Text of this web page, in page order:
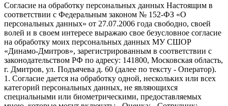
Согласие на обработку персональных данных Настоящим в
соответствии с Федеральным законом № 152-ФЗ «О
персональных данных» от 27.07.2006 года свободно, своей
волей и в своем интересе выражаю свое безусловное согласие
на обработку моих персональных данных МУ СШОР
«Динамо-Дмитров», зарегистрированным в соответствии с
законодательством РФ по адресу: 141800, Московская область,
г. Дмитров, ул. Подъячева д. 60 (далее по тексту - Оператор).
1. Согласие дается на обработку одной, нескольких или всех
категорий персональных данных, не являющихся
специальными или биометрическими, предоставляемых